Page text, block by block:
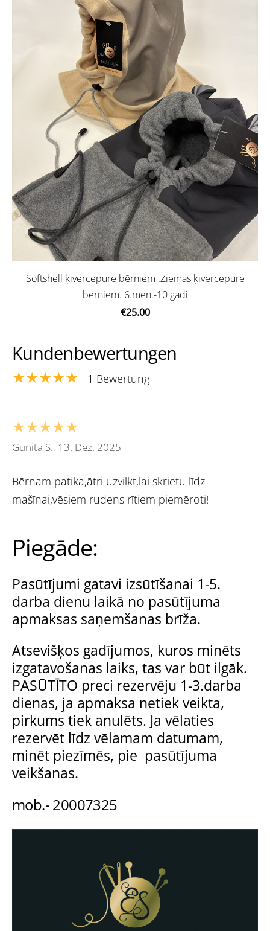
Piegāde:
Pasūtījumi gatavi izsūtīšanai 1-5.
darba dienu laikā no pasūtījuma
apmaksas saņemšanas brīža.
Atsevišķos gadījumos, kuros minēts
izgatavošanas laiks, tas var būt ilgāk.
PASŪTĪTO preci rezervēju 1-3.darba
dienas, ja apmaksa netiek veikta,
pirkums tiek anulēts. Ja vēlaties
rezervēt līdz vēlamam datumam,
minēt piezīmēs, pie pasūtījuma
veikšanas.
mob.- 20007325
Softshell ķivercepure bērniem .Ziemas ķivercepure
bērniem. 6.mēn.-10 gadi
€25.00
Kundenbewertungen
★★★★★ 1 Bewertung
★★★★★
Gunita S., 13. Dez. 2025
Bērnam patika,ātri uzvilkt,lai skrietu līdz
mašīnai,vēsiem rudens rītiem piemēroti!